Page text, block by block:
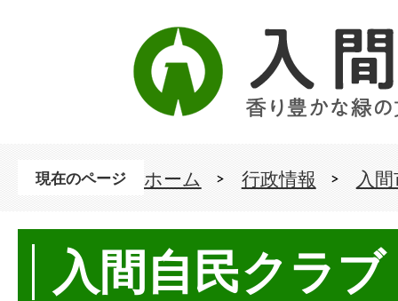
現在のページ ホーム 行政情報 入
入間自民クラブ